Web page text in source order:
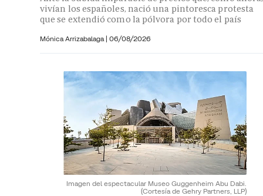
vivían los españoles, nació una pintoresca protesta
que se extendió como la pólvora por todo el país
Mónica Arrizabalaga | 06/08/2026
Imagen del espectacular Museo Guggenheim Abu Dabi.
(Cortesía de Gehry Partners, LLP)